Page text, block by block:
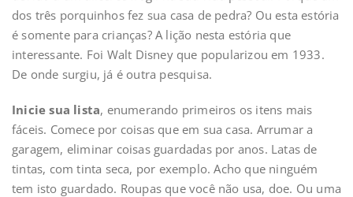
dos três porquinhos fez sua casa de pedra? Ou esta estória
é somente para crianças? A lição nesta estória que
interessante. Foi Walt Disney que popularizou em 1933.
De onde surgiu, já é outra pesquisa.
Inicie sua lista, enumerando primeiros os itens mais
fáceis. Comece por coisas que em sua casa. Arrumar a
garagem, eliminar coisas guardadas por anos. Latas de
tintas, com tinta seca, por exemplo. Acho que ninguém
tem isto guardado. Roupas que você não usa, doe. Ou uma